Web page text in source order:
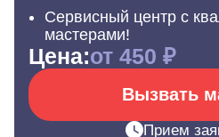
Сервисный центр с
мастерами!
Цена:от 450 ₽
Вызвать
Прием